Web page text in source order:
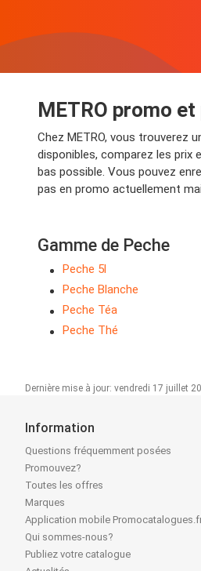
METRO promo
Chez METRO, vous trouverez
disponibles, comparez les prix
bas possible. Vous pouvez
pas en promo actuellement
Gamme de Peche
Peche 5l
Peche Blanche
Peche Téa
Peche Thé
Dernière mise à jour: vendredi 17 juillet
Information
Questions fréquemment posées
Promouvez?
Toutes les offres
Marques
Application mobile
Qui sommes-nous?
Publiez votre catalogue